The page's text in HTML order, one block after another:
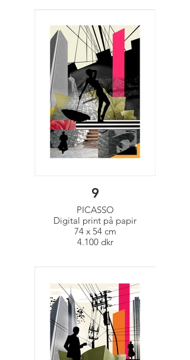
9
PICASSO
Digital print på papir
74 x 54 cm
4.100 dkr